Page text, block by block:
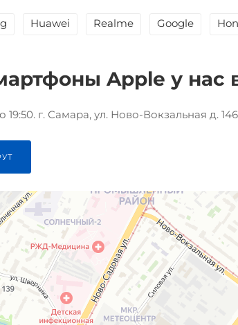
Huawei Realme Google
Apple у нас
19:50. г. Самара, ул. Ново-Вокзальная д.